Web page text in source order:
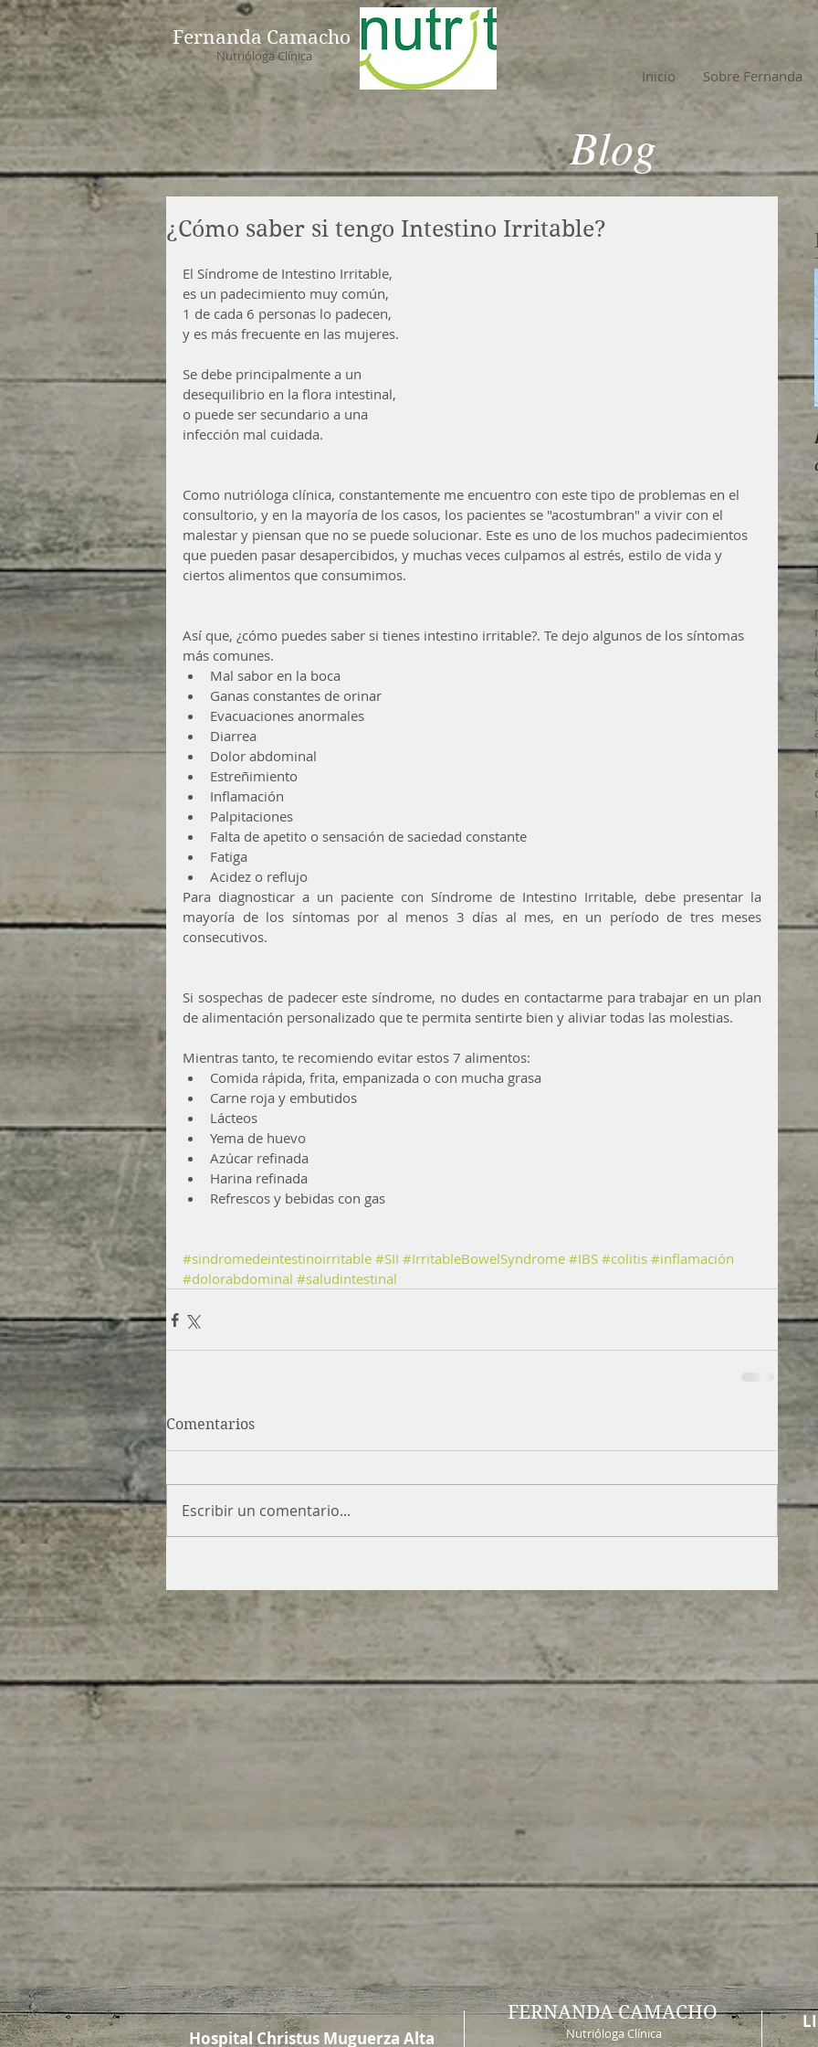
Nutrióloga Clínica
Fernanda Camacho
Inicio Sobre Fernanda
Blog
¿Cómo saber si tengo Intestino Irritable?
El Síndrome de Intestino Irritable,
es un padecimiento muy común,
1 de cada 6 personas lo padecen,
y es más frecuente en las mujeres.
Se debe principalmente a un
desequilibrio en la flora intestinal,
o puede ser secundario a una
infección mal cuidada.
Como nutrióloga clínica, constantemente me encuentro con este tipo de problemas en el
consultorio, y en la mayoría de los casos, los pacientes se "acostumbran" a vivir con el
malestar y piensan que no se puede solucionar. Este es uno de los muchos padecimientos
que pueden pasar desapercibidos, y muchas veces culpamos al estrés, estilo de vida y
ciertos alimentos que consumimos.
Así que, ¿cómo puedes saber si tienes intestino irritable?. Te dejo algunos de los síntomas
más comunes.
Mal sabor en la boca
Ganas constantes de orinar
Evacuaciones anormales
Diarrea
Dolor abdominal
Estreñimiento
Inflamación
Palpitaciones
Falta de apetito o sensación de saciedad constante
Fatiga
Acidez o reflujo
Para diagnosticar a un paciente con Síndrome de Intestino Irritable, debe presentar la
mayoría de los síntomas por al menos 3 días al mes, en un período de tres meses
consecutivos.
Si sospechas de padecer este síndrome, no dudes en contactarme para trabajar en un plan
de alimentación personalizado que te permita sentirte bien y aliviar todas las molestias.
Mientras tanto, te recomiendo evitar estos 7 alimentos:
Comida rápida, frita, empanizada o con mucha grasa
Carne roja y embutidos
Lácteos
Yema de huevo
Azúcar refinada
Harina refinada
Refrescos y bebidas con gas
#sindromedeintestinoirritable #SII #IrritableBowelSyndrome #IBS #colitis #inflamación
#dolorabdominal #saludintestinal
Comentarios
Escribir un comentario...
Hospital Christus Muguerza Alta
FERNANDA CAMACHO
Nutrióloga Clínica